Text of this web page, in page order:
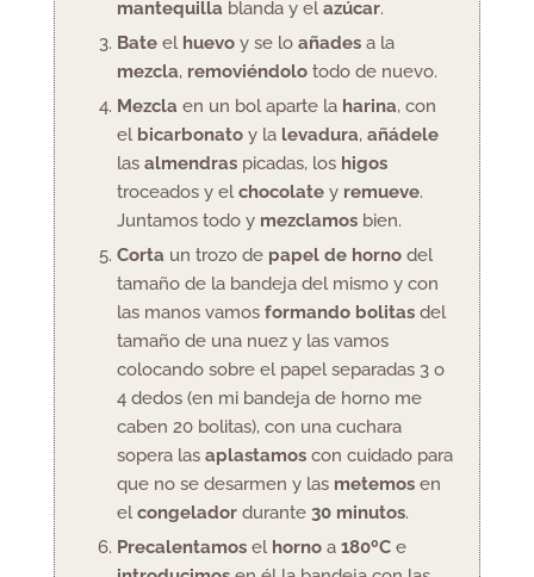
mantequilla blanda y elazúcar.
Bate el huevo y se lo añades a la
mezcla, removiéndolo todo de nuevo.
Mezcla en un bol aparte la harina, con
el bicarbonato y la levadura, añádele
las almendras picadas, los higos
troceados y elchocolate y remueve.
Juntamos todo y mezclamos bien.
Corta un trozo de papel de hornodel
tamaño de la bandeja del mismo y con
las manos vamos formando bolitasdel
tamaño de una nuez y las vamos
colocando sobre el papel separadas 3 o
4 dedos (en mi bandeja de horno me
caben 20 bolitas), con una cuchara
sopera las aplastamos con cuidado para
que no se desarmen y las metemos en
elcongelador durante 30 minutos.
Precalentamos el horno a 180ºCe